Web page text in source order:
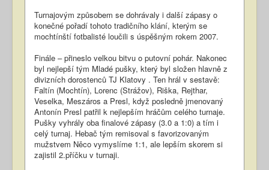
Turnajovým způsobem se dohrávaly i další zápasy o
konečné pořadí tohoto tradičního klání, kterým se
mochtínští fotbalisté loučili s úspěšným rokem 2007.
Finále – přineslo velkou bitvu o putovní pohár. Nakonec
byl nejlepší tým Mladé pušky, který byl složen hlavně z
divizních dorostenců TJ Klatovy . Ten hrál v sestavě:
Faltín (Mochtín), Lorenc (Strážov), Riška, Rejthar,
Veselka, Meszáros a Presl, když posledně jmenovaný
Antonín Presl patřil k nejlepším hráčům celého turnaje.
Pušky vyhrály oba finalové zápasy (3.0 a 1:0) a tím i
celý turnaj. Hebač tým remisoval s favorizovaným
mužstvem Něco vymyslíme 1:1, ale lepším skorem si
zajistil 2.příčku v turnaji.